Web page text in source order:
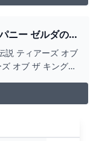
ニー ゼルダの伝
FIGMA リンク
価格比較
説 ティアーズ オブ
オブ ザ キングダ
クチコミもあり